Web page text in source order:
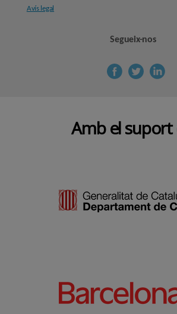
Avís legal
Segueix-nos
Amb el suport